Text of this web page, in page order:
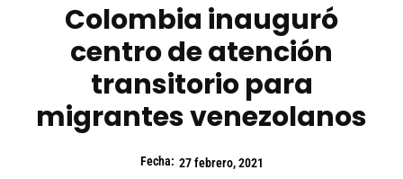
Colombia inauguró
centro de atención
transitorio para
migrantes venezolanos
Fecha: 27 febrero, 2021